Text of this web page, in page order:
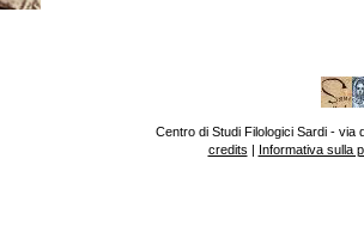
Centro di Studi Filologici Sardi - via
credits | Informativa sulla